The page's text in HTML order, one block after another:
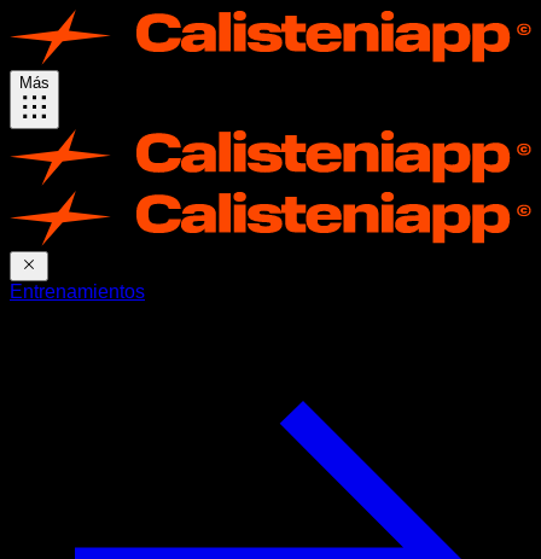
Más
Entrenamientos